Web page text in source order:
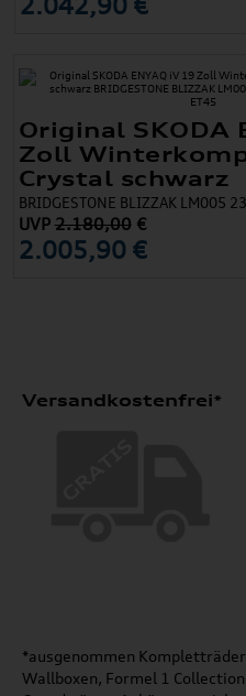
Original SKODA
Zoll
Crystal schwarz
BRIDGESTONE BLIZZAK LM005
UVP 2.180,00€
2.005,90 €
Versandkostenfrei*
*ausgenommen
Wallboxen, Formel 1